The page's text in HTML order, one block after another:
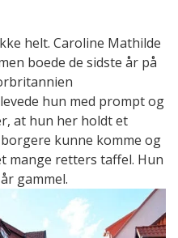
helt. Caroline Mathilde
boede de sidste år på
hun med prompt og
at hun her holdt et
kunne komme og
mange retters taffel. Hun
gammel.